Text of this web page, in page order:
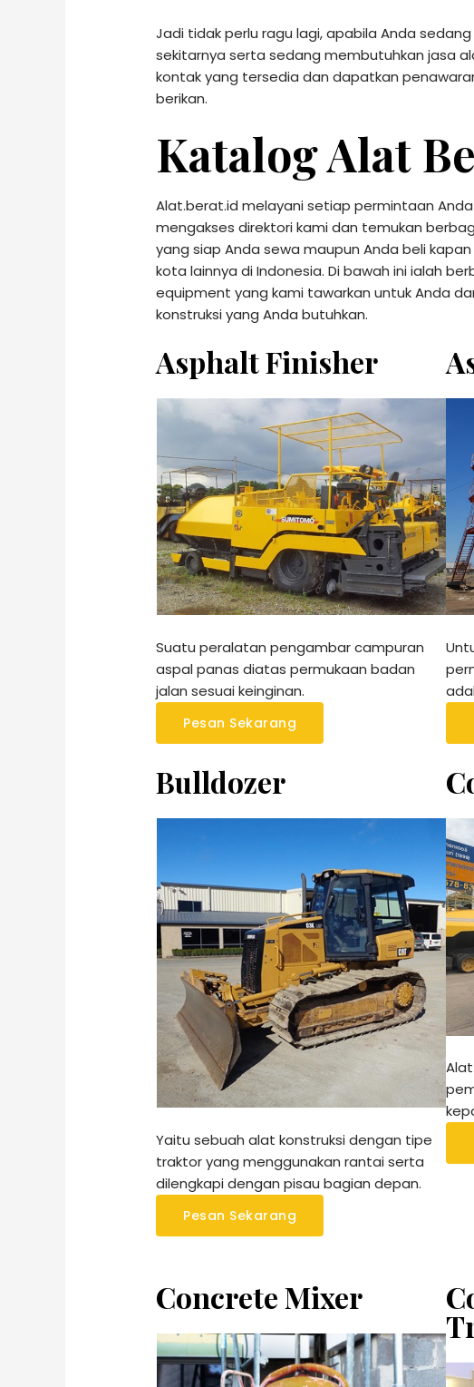
Jadi tidak perlu ragu lagi, apabila Anda
sekitarnya serta sedang membutuhkan jasa
kontak yang tersedia dan dapatkan
berikan.
Katalog Alat
Alat.berat.id melayani setiap permintaan
mengakses direktori kami dan temukan
yang siap Anda sewa maupun Anda beli
kota lainnya di Indonesia. Di bawah ini ialah
equipment yang kami tawarkan untuk Anda
konstruksi yang Anda butuhkan.
Asphalt Finisher
Suatu peralatan pengambar campuran
aspal panas diatas permukaan badan
jalan sesuai keinginan.
Pesan Sekarang
Bulldozer
Yaitu sebuah alat konstruksi dengan tipe
traktor yang menggunakan rantai serta
dilengkapi dengan pisau bagian depan.
Pesan Sekarang
Concrete Mixer